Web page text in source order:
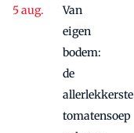
Dio: twee
panden, één
concept,
twee sferen
Van
eigen
bodem:
de
allerlekkerste
tomatensoep